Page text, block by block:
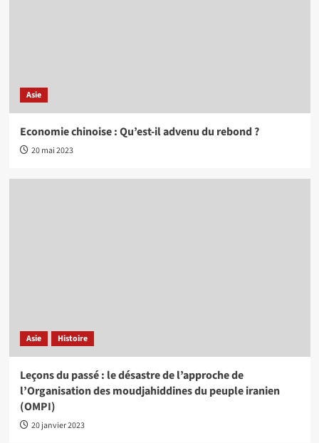
Asie
Economie chinoise : Qu’est-il advenu du rebond ?
20 mai 2023
Asie Histoire
Leçons du passé : le désastre de l’approche de
l’Organisation des moudjahiddines du peuple iranien
(OMPI)
20 janvier 2023